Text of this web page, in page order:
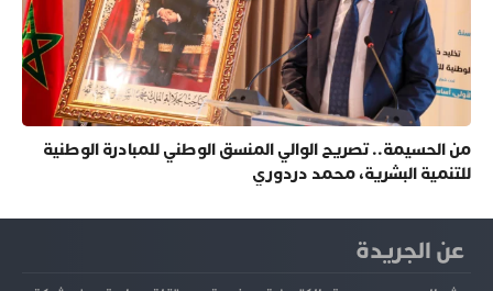
من الحسيمة.. تصريح الوالي المنسق الوطني للمبادرة الوطنية
للتنمية البشرية، محمد دردوري
عن الجريدة